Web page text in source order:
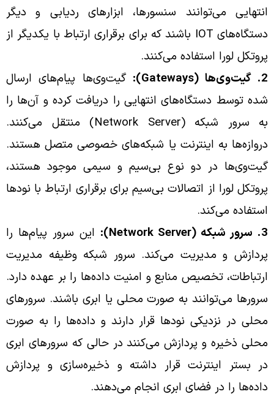
انتهایی می‌توانند سنسورها، ابزارهای ردیابی و دیگر
دستگاه‌های IOT باشند که برای برقراری ارتباط با یکدیگر از
پروتکل لورا استفاده می‌کنند.
2. گیت‌وی‌ها (Gateways):
گیت‌وی‌ها پیام‌های ارسال
شده توسط دستگاه‌های انتهایی را دریافت کرده و آن‌ها را
به سرور شبکه (Network Server) منتقل می‌کنند.
دروازه‌ها به اینترنت یا شبکه‌های خصوصی متصل هستند.
گیت‌وی‌ها در دو نوع بی‌سیم و سیمی موجود هستند،
پروتکل لورا از اتصالات بی‌سیم برای برقراری ارتباط با نودها
استفاده می‌کند.
3. سرور شبکه (Network Server):
این سرور پیام‌ها را
پردازش و مدیریت می‌کند. سرور شبکه وظیفه مدیریت
ارتباطات، تخصیص منابع و امنیت داده‌ها را بر عهده دارد.
سرورها می‌توانند به صورت محلی یا ابری باشند. سرورهای
محلی در نزدیکی نودها قرار دارند و داده‌ها را به صورت
محلی ذخیره و پردازش می‌کنند در حالی که سرورهای ابری
در بستر اینترنت قرار داشته و ذخیره‌سازی و پردازش
داده‌ها را در فضای ابری انجام می‌دهند.